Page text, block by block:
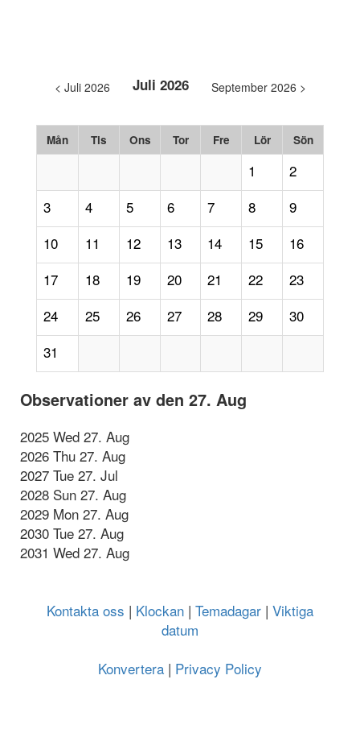
< Juli 2026 Juli 2026 September 2026 >
Mån Tis Ons Tor Fre Lör Sön
1
2
3
4 5 6 7 8
9
10
11 12 13 14 15
16
17
18 19 20 21 22
23
24
25 26 27 28 29
30
31
Observationer av den 27. Aug
2025 Wed 27. Aug
2026 Thu 27. Aug
2027 Tue 27. Jul
2028 Sun 27. Aug
2029 Mon 27. Aug
2030 Tue 27. Aug
2031 Wed 27. Aug
Kontakta oss | Klockan | Temadagar | Viktiga
datum
Konvertera | Privacy Policy